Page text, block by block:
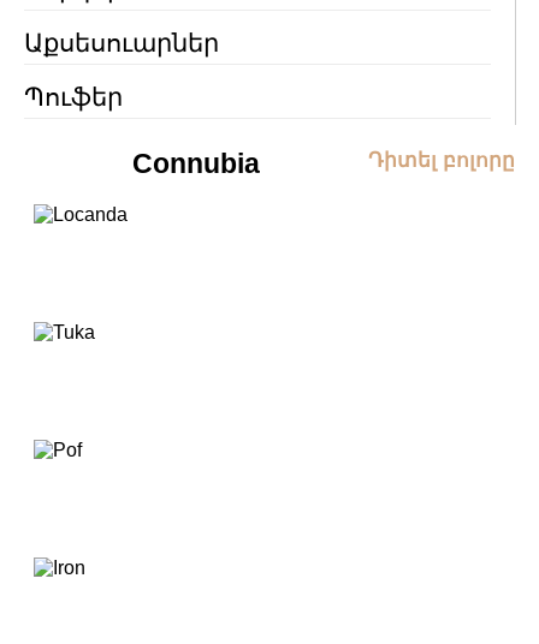
Աքսեսուարներ
Պուֆեր
Connubia Դիտել բոլորը